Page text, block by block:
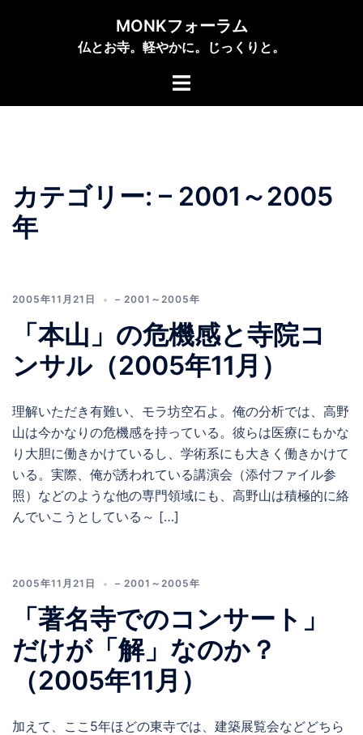
MONKフォーラム
仏とお寺。軽やかに。じっくりと。
ト
ュ
ー
カテゴリー: – 2001～2005
年
2005年11月21日 – 2001～2005年
「本山」の危機感と寺院コ
ンサル（2005年11月）
理解いただき有難い、モラ坊空石よ。俺の分析では、高野
山は今かなりの危機感を持っている。彼らは医療にもかな
り大胆に働きかけているし、学術系にも大きく働きかけて
いる。実際、俺が誘われている講演会（添付ファイル参
照）などのような他の専門領域にも、高野山は積極的に絡
んでいこうとしている～ […]
2005年11月21日 – 2001～2005年
「著名寺でのコンサート」
だけが「解」なのか？
（2005年11月）
加えて、ここ5年ほどの東寺では、建築展覧会などどちら